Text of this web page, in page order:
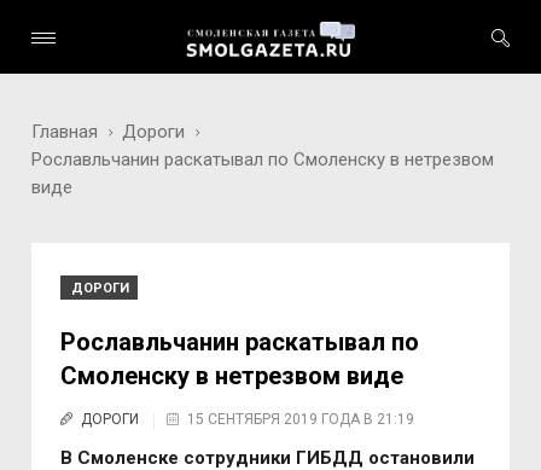
Главная
Дороги
Рославльчанин раскатывал по Смоленску в нетрезвом
виде
ДОРОГИ
Рославльчанин раскатывал по
Смоленску в нетрезвом виде
ДОРОГИ 15 СЕНТЯБРЯ 2019 ГОДА В 21:19
В Смоленске сотрудники ГИБДД остановили